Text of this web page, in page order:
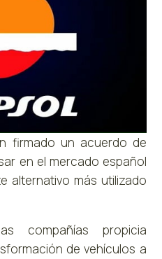
firmado un acuerdo de
en el mercado español
alternativo más utilizado
compañías propicia
de vehículos a